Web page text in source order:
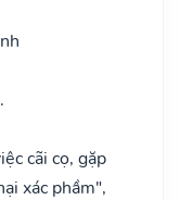
cãi cọ, gặp
xác phầm",